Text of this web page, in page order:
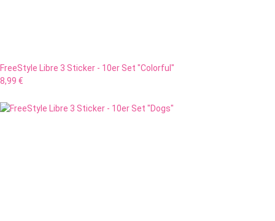
FreeStyle Libre 3 Sticker - 10er Set "Colorful"
8,99 €